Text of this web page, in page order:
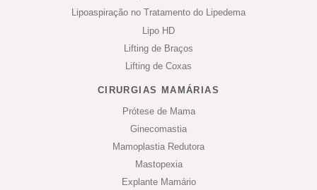
Lipoaspiração no Tratamento do Lipedema
Lipo HD
Lifting de Braços
Lifting de Coxas
CIRURGIAS MAMÁRIAS
Prótese de Mama
Ginecomastia
Mamoplastia Redutora
Mastopexia
Explante Mamário